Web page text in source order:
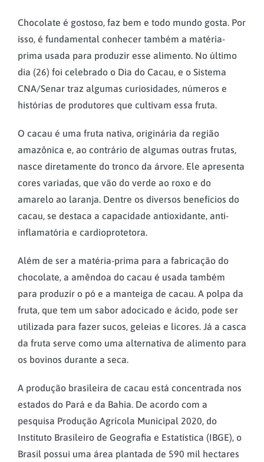
Chocolate é gostoso, faz bem e todo mundo gosta. Por
isso, é fundamental conhecer também a matéria-
prima usada para produzir esse alimento. No último
dia (26) foi celebrado o Dia do Cacau, e o Sistema
CNA/Senar traz algumas curiosidades, números e
histórias de produtores que cultivam essa fruta.
O cacau é uma fruta nativa, originária da região
amazônica e, ao contrário de algumas outras frutas,
nasce diretamente do tronco da árvore. Ele apresenta
cores variadas, que vão do verde ao roxo e do
amarelo ao laranja. Dentre os diversos benefícios do
cacau, se destaca a capacidade antioxidante, anti-
inflamatória e cardioprotetora.
Além de ser a matéria-prima para a fabricação do
chocolate, a amêndoa do cacau é usada também
para produzir o pó e a manteiga de cacau. A polpa da
fruta, que tem um sabor adocicado e ácido, pode ser
utilizada para fazer sucos, geleias e licores. Já a casca
da fruta serve como uma alternativa de alimento para
os bovinos durante a seca.
A produção brasileira de cacau está concentrada nos
estados do Pará e da Bahia. De acordo com a
pesquisa Produção Agrícola Municipal 2020, do
Instituto Brasileiro de Geografia e Estatística (IBGE), o
Brasil possui uma área plantada de 590 mil hectares